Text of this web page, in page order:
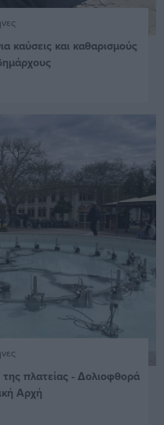
καύσεις και καθαρισμούς
της πλατείας - Δολιοφθορά
Αρχή